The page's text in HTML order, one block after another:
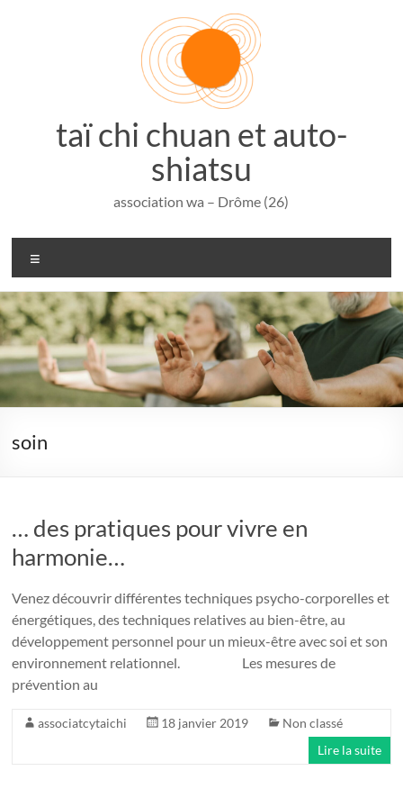
taï chi chuan et auto-
shiatsu
association wa – Drôme (26)
soin
… des pratiques pour vivre en
harmonie…
Venez découvrir différentes techniques psycho-corporelles et
énergétiques, des techniques relatives au bien-être, au
développement personnel pour un mieux-être avec soi et son
environnement relationnel. Les mesures de
prévention au
associatcytaichi 18 janvier 2019
Non classé
Lire la suite